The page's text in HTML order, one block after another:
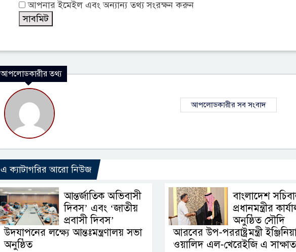
আপনার ইমেইল এবং অন্যান্য তথ্য সংরক্ষন করুন
আপলোডকারীর তথ্য
আপলোডকারীর সব সংবাদ
এ ক্যাটাগরির আরো নিউজ
আন্তর্জাতিক অভিবাসী
দিবস’ এবং ‘জাতীয়
প্রবাসী দিবস’
উদযাপনের লক্ষ্যে আন্তঃমন্ত্রণালয় সভা
অনুষ্ঠিত
বাংলাদেশ
প্রধানমন্ত্রীর
অনুষ্ঠিত সৌদি
আরবের উপ-পররাষ্ট্রমন্ত্রী
ওয়ালিদ এল-খেরেইজি এ সাক্ষাত